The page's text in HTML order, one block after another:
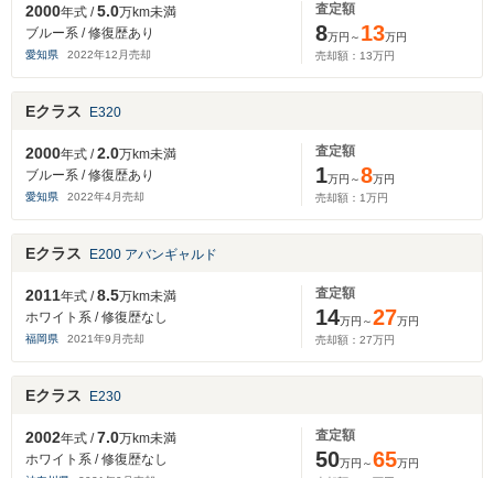
2000年式 /5.0万km未満
ブルー系 / 修復歴あり
愛知県 2022年12 月売却
査定額
8万円～ 13万円
売却額： 13万円
Eクラス E320
2000年式 /2.0万km未満
ブルー系 / 修復歴あり
愛知県 2022年4月売却
査定額
1万円～8万円
売却額： 1万円
Eクラス E200 アバンギャルド
2011年式 /8.5万km未満
ホワイト系 / 修復歴なし
福岡県 2021年9 月売却
査定額
14万円～27万円
売却額： 27万円
Eクラス E230
2002年式 /7.0万km未満
ホワイト系 / 修復歴なし
査定額
50万円～65万円